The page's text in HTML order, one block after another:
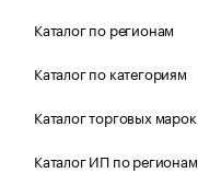
Каталог по регионам
Каталог по категориям
Каталог торговых марок
Каталог ИП по регионам